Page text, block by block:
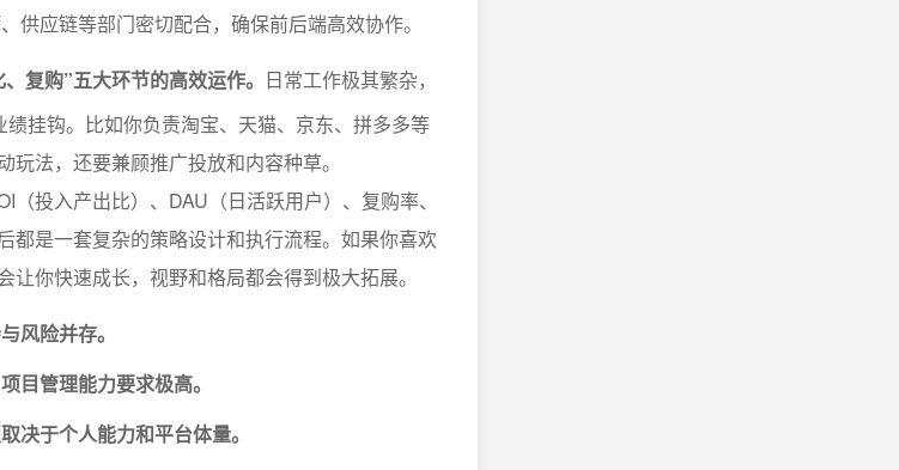
供应链等部门密切配合，确保前后端高效协作。
复购”五大环节的高效运作。 日常工作极其繁杂，
挂钩。比如你负责淘宝、天猫、京东、拼多多等
法，还要兼顾推广投放和内容种草。
投入产出比）、DAU（日活跃用户）、复购率、
都是一套复杂的策略设计和执行流程。如果你喜欢
你快速成长，视野和格局都会得到极大拓展。
风险并存。
目管理能力要求极高。
决于个人能力和平台体量。